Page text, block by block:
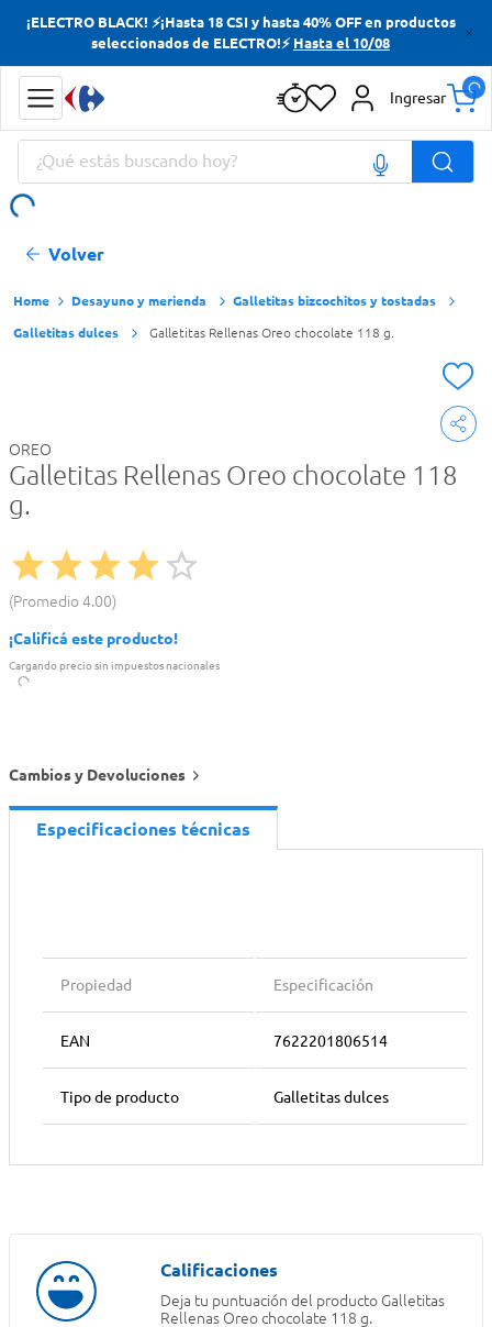
¡ELECTRO BLACK! ⚡¡Hasta 18 CSI y hasta 40% OFF en productos
seleccionados de ELECTRO!⚡ Hasta el 10/08
Ingresar
¿Qué estás buscando hoy?
Volver
Desayuno y merienda
Galletitas bizcochitos y tostadas
Galletitas dulces
Galletitas Rellenas Oreo chocolate 118 g.
OREO
Galletitas Rellenas Oreo chocolate 118
g.
Promedio4.00
¡Calificá este producto!
Cargando precio sin impuestos nacionales
Cambios y Devoluciones
Especificaciones técnicas
Propiedad Especificación
EAN 7622201806514
Tipo de producto Galletitas dulces
Deja tu puntuación del producto Galletitas
Rellenas Oreo chocolate 118 g.
Términos más buscados
Yerba
Cerveza
Doves
Términos más buscados
Yerba
Cerveza
Doves
Papas Fritas